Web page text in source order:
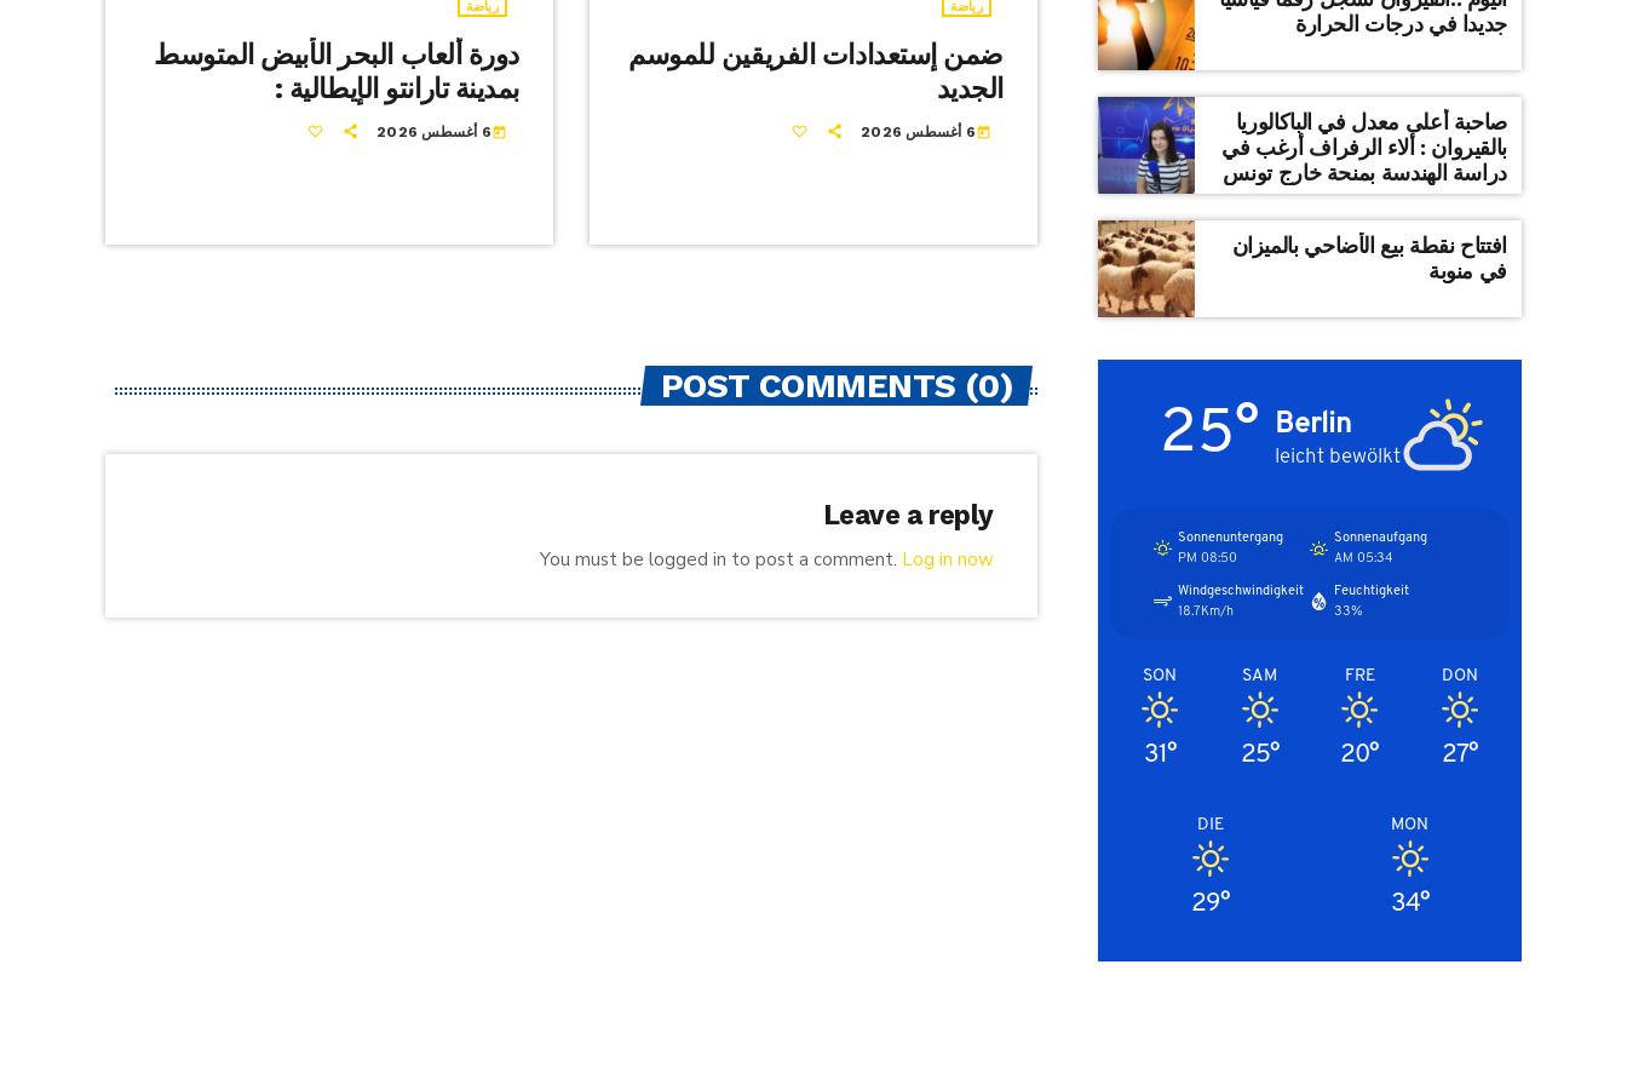
رياضة
دورة ألعاب البحر الأبيض المتوسط
بمدينة تارانتو الإيطالية :
today6 أغسطس 2026
رياضة
ضمن إستعدادات الفريقين للموسم
الجديد
today6 أغسطس 2026
POST COMMENTS (0)
Leave a reply
You must be logged in to post a comment. Log in now
جديدا في درجات الحرارة
صاحبة أعلى معدل في الباكالوريا
بالقيروان : ألاء الرفراف أرغب في
دراسة الهندسة بمنحة خارج تونس
افتتاح نقطة بيع الأضاحي بالميزان
في منوبة
Berlin
leicht bewölkt
25°
Sonnenaufgang
05:34 AM
Sonnenuntergang
08:50 PM
Feuchtigkeit
33%
Windgeschwindigkeit
18.7Km/h
DON
27°
FRE
20°
SAM
25°
SON
31°
MON
34°
DIE
29°